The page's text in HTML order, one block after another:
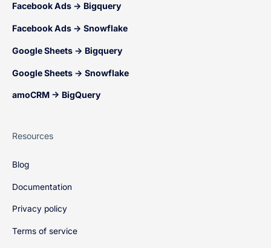
Facebook Ads → Bigquery
Facebook Ads → Snowflake
Google Sheets → Bigquery
Google Sheets → Snowflake
amoCRM → BigQuery
Resources
Blog
Documentation
Privacy policy
Terms of service